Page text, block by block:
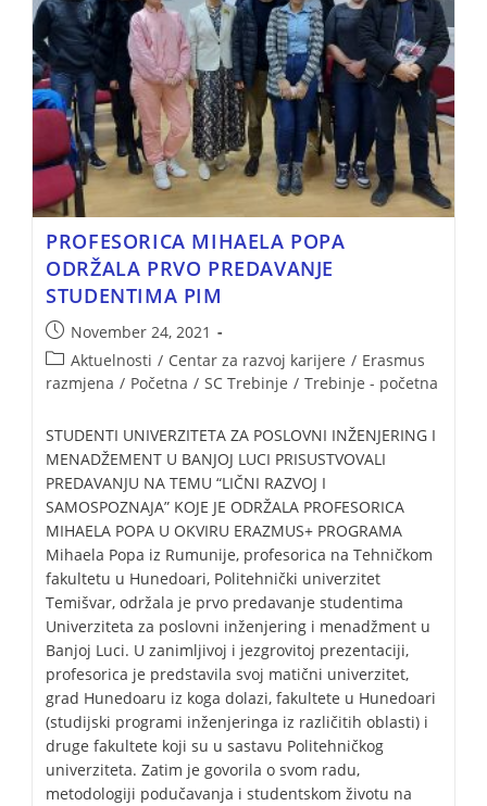
PROFESORICA MIHAELA POPA
ODRŽALA PRVO PREDAVANJE
STUDENTIMA PIM
November 24, 2021
Aktuelnosti / Centar za razvoj karijere / Erasmus
razmjena / Početna / SC Trebinje / Trebinje - početna
STUDENTI UNIVERZITETA ZA POSLOVNI INŽENJERING I
MENADŽEMENT U BANJOJ LUCI PRISUSTVOVALI
PREDAVANJU NA TEMU “LIČNI RAZVOJ I
SAMOSPOZNAJA” KOJE JE ODRŽALA PROFESORICA
MIHAELA POPA U OKVIRU ERAZMUS+ PROGRAMA
Mihaela Popa iz Rumunije, profesorica na Tehničkom
fakultetu u Hunedoari, Politehnički univerzitet
Temišvar, održala je prvo predavanje studentima
Univerziteta za poslovni inženjering i menadžment u
Banjoj Luci. U zanimljivoj i jezgrovitoj prezentaciji,
profesorica je predstavila svoj matični univerzitet,
grad Hunedoaru iz koga dolazi, fakultete u Hunedoari
(studijski programi inženjeringa iz različitih oblasti) i
druge fakultete koji su u sastavu Politehničkog
univerziteta. Zatim je govorila o svom radu,
metodologiji podučavanja i studentskom životu na